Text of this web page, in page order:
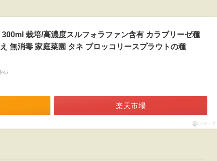
栽培/高濃度スルフォラファン含有 カラブリーゼ種
無消毒 家庭菜園 タネ ブロッコリースプラウトの種
）
楽天市場
ポチップ